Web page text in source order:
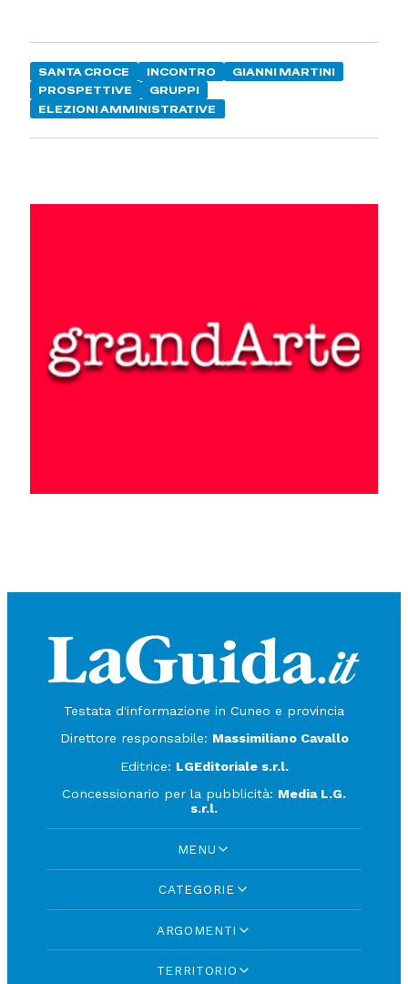
SANTA CROCE INCONTRO
GIANNI MARTINI
PROSPETTIVE
GRUPPI
ELEZIONI AMMINISTRATIVE
Testata d'informazione in Cuneo e provincia
Direttore responsabile: Massimiliano Cavallo
Editrice: LGEditoriale s.r.l.
Concessionario per la pubblicità: Media L.G.
s.r.l.
MENU
CATEGORIE
ARGOMENTI
TERRITORIO